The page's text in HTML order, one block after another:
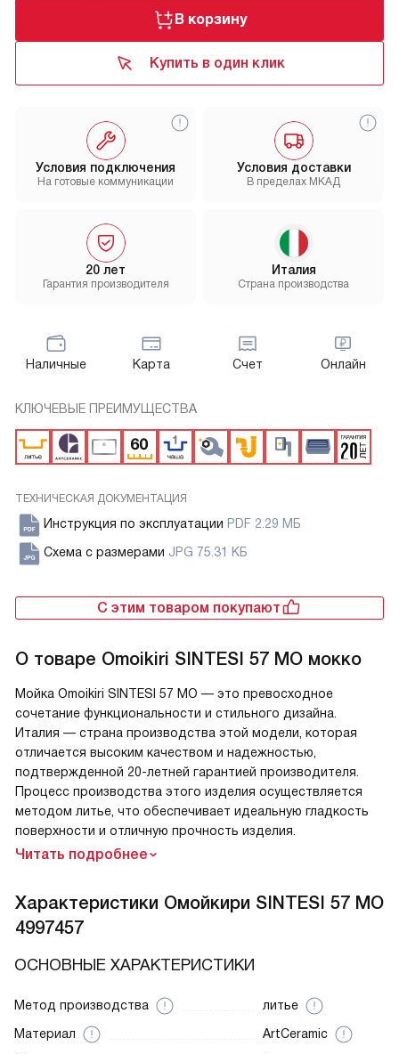
В корзину
Купить в один клик
Условия доставки
В пределах МКАД
20 лет
Гарантия производителя
Условия подключения
На готовые коммуникации
Италия
Страна производства
Наличные Карта Счет Онлайн
КЛЮЧЕВЫЕ ПРЕИМУЩЕСТВА
ТЕХНИЧЕСКАЯ ДОКУМЕНТАЦИЯ
Инструкция по эксплуатации PDF 2.29 МБ
Схема с размерами JPG 75.31 КБ
С этим товаром покупают
О товаре Omoikiri SINTESI 57 MO мокко
Мойка Omoikiri SINTESI 57 MO — это превосходное
сочетание функциональности и стильного дизайна.
Италия — страна производства этой модели, которая
отличается высоким качеством и надежностью,
подтвержденной 20-летней гарантией производителя.
Процесс производства этого изделия осуществляется
методом литье, что обеспечивает идеальную гладкость
поверхности и отличную прочность изделия.
Читать подробнее
Характеристики Омойкири SINTESI 57 MO
4997457
ОСНОВНЫЕ ХАРАКТЕРИСТИКИ
Метод производства
литье
Материал
ArtCeramic